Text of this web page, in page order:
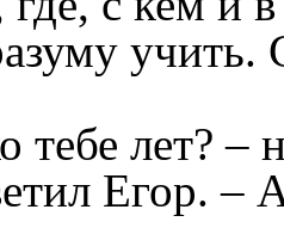
учить.
тебе лет? –
Егор. –